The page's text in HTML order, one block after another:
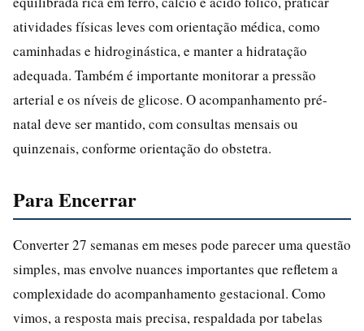
atividades físicas leves com orientação médica, como
caminhadas e hidroginástica, e manter a hidratação
adequada. Também é importante monitorar a pressão
arterial e os níveis de glicose. O acompanhamento pré-
natal deve ser mantido, com consultas mensais ou
quinzenais, conforme orientação do obstetra.
Para Encerrar
Converter 27 semanas em meses pode parecer uma questão
simples, mas envolve nuances importantes que refletem a
complexidade do acompanhamento gestacional. Como
vimos, a resposta mais precisa, respaldada por tabelas